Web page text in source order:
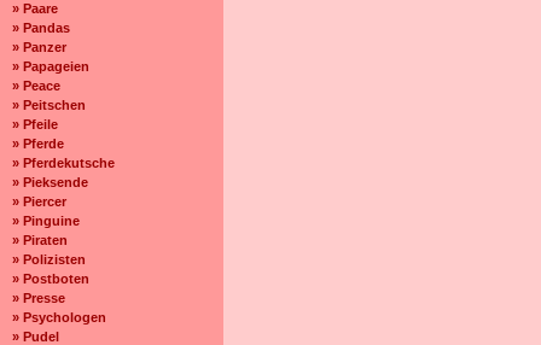
» Paare
» Pandas
» Panzer
» Papageien
» Peace
» Peitschen
» Pfeile
» Pferde
» Pferdekutsche
» Pieksende
» Piercer
» Pinguine
» Piraten
» Polizisten
» Postboten
» Presse
» Psychologen
» Pudel